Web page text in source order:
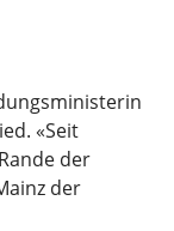
«Seit
der
der